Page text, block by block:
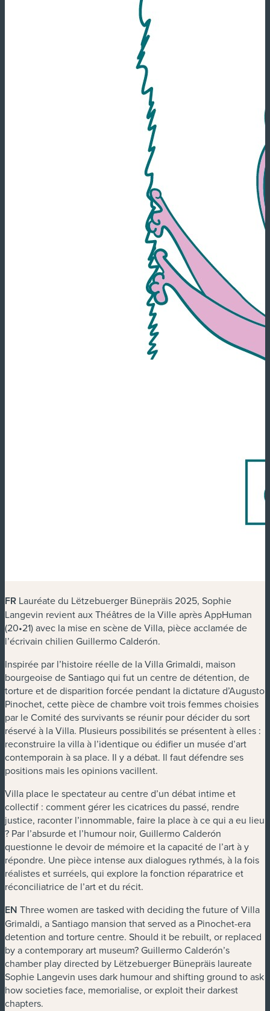
FR Lauréate du Lëtzebuerger Bünepräis2025, Sophie
Langevin revient aux Théâtres de la Ville aprèsAppHuman
(20•21) avec la mise en scène deVilla, pièce acclamée de
l’écrivain chilien Guillermo Calderón.
Inspirée par l’histoire réelle de la Villa Grimaldi, maison
bourgeoise de Santiago qui fut un centre de détention, de
torture et de disparition forcée pendant la dictature d’Augusto
Pinochet, cette pièce de chambre voit trois femmes choisies
par le Comité des survivants se réunir pour décider du sort
réservé à la Villa. Plusieurs possibilités se présentent à elles :
reconstruire la villa à l’identique ou édifier un musée d’art
contemporain à sa place. Il y a débat. Il faut défendre ses
positions mais les opinions vacillent.
Villa place le spectateur au centre d’un débat intime et
collectif : comment gérer les cicatrices du passé, rendre
justice, raconter l’innommable, faire la place à ce qui a eu lieu
? Par l’absurde et l’humour noir, Guillermo Calderón
questionne le devoir de mémoire et la capacité de l’art à y
répondre. Une pièce intense aux dialogues rythmés, à la fois
réalistes et surréels, qui explore la fonction réparatrice et
réconciliatrice de l’art et du récit.
EN Three women are tasked with deciding the future of Villa
Grimaldi, a Santiago mansion that served as a Pinochet-era
detention and torture centre. Should it be rebuilt, or replaced
by a contemporary art museum? Guillermo Calderón’s
chamber play directed by Lëtzebuerger Bünepräis laureate
Sophie Langevin uses dark humour and shifting ground to ask
how societies face, memorialise, or exploit their darkest
chapters.